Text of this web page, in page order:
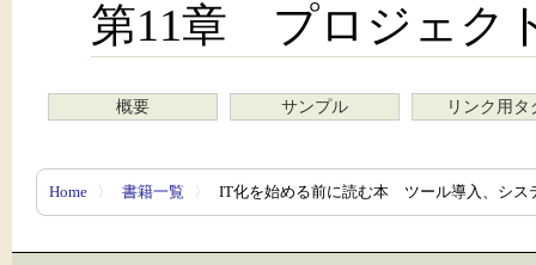
第11章 プロジェク
概要 サンプル リンク用タ
Home 〉 書籍一覧 〉 IT化を始める前に読む本 ツール導入、シス